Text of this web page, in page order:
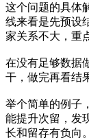
这个问题的具体
线来看是先预设
家关系不大，重
在没有足够数据
干，做完再看结
举个简单的例子
能提升次留，发
长和留存有负向